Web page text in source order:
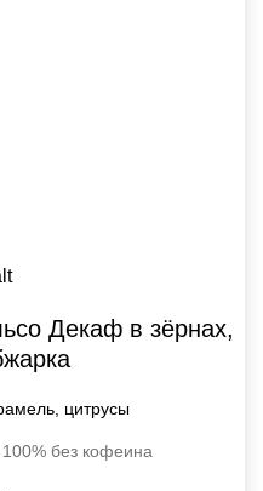
Декаф в зёрнах,
цитрусы
без кофеина